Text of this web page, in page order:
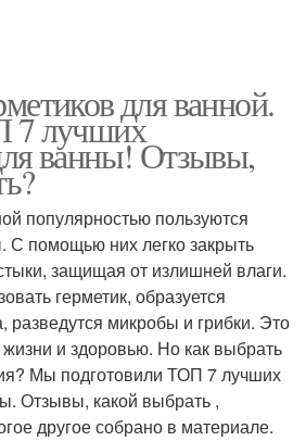
для ванной.
7 лучших
ванны! Отзывы,
популярностью пользуются
С помощью них легко закрыть
защищая от излишней влаги.
герметик, образуется
разведутся микробы и грибки. Это
и здоровью. Но как выбрать
Мы подготовили ТОП 7 лучших
Отзывы, какой выбрать ,
другое собрано в материале.